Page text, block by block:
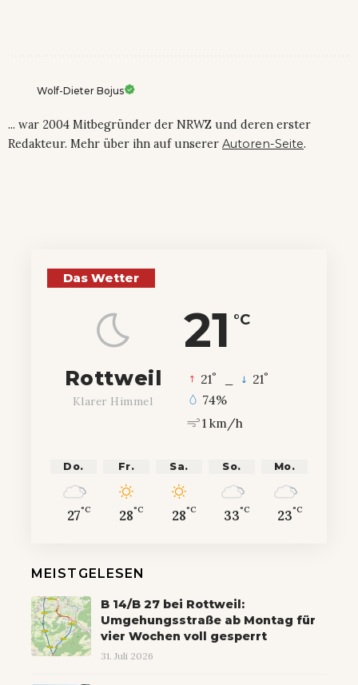
Wolf-Dieter Bojus
... war 2004 Mitbegründer der NRWZ und deren erster
Redakteur. Mehr über ihn auf unserer Autoren-Seite.
Das Wetter
21 °C
Rottweil
Klarer Himmel
21° 21°
74%
1 km/h
Do.
27°C
Fr.
28°C
Sa.
28°C
So.
33°C
Mo.
23°C
MEISTGELESEN
B 14/B 27 bei Rottweil:
Umgehungsstraße ab Montag für
vier Wochen voll gesperrt
31. Juli 2026